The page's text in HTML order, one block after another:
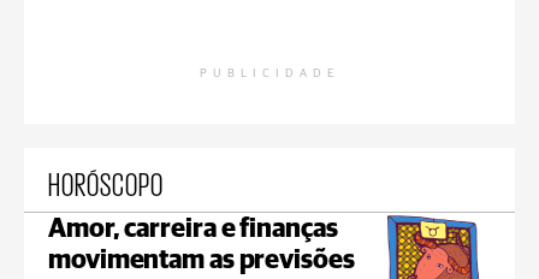
PUBLICIDADE
HORÓSCOPO
Amor, carreira e finanças
movimentam as previsões